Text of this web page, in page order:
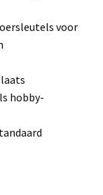
voor
hobby-